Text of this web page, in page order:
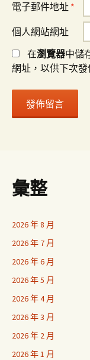
電子郵件地址 *
個人網站網址
在瀏覽器中儲
網址，以供下次發
彙整
2026 年 8 月
2026 年 7 月
2026 年 6 月
2026 年 5 月
2026 年 4 月
2026 年 3 月
2026 年 2 月
2026 年 1 月